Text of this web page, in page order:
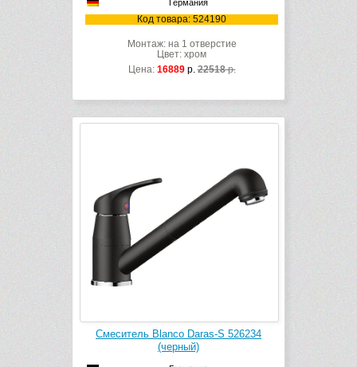
Германия
Код товара: 524190
Монтаж: на 1 отверстие
Цвет: хром
Цена: 16889р.22518р.
Смеситель Blanco Daras-S 526234
(черный)